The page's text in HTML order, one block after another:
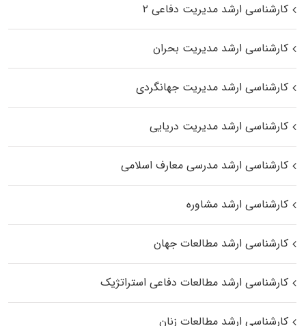
کارشناسی ارشد مدیریت دفاعی ۲
کارشناسی ارشد مدیریت بحران
کارشناسی ارشد مدیریت جهانگردی
کارشناسی ارشد مدیریت دریایی
کارشناسی ارشد مدرسی معارف اسلامی
کارشناسی ارشد مشاوره
کارشناسی ارشد مطالعات جهان
کارشناسی ارشد مطالعات دفاعی استراتژیک
کارشناسی ارشد مطالعات زنان